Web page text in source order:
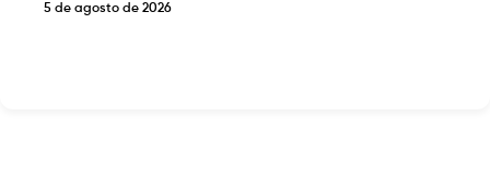
5 de agosto de 2026